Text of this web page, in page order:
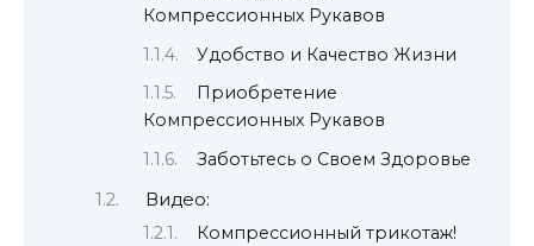
Компрессионных Рукавов
Удобство и Качество Жизни
Приобретение
Компрессионных Рукавов
Заботьтесь о Своем Здоровье
Видео:
Компрессионный трикотаж!